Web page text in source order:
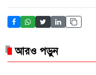
আরও পড়ুন